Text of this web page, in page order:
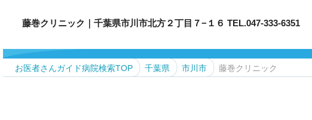
藤巻クリニック｜千葉県市川市北方２丁目７−１６ TEL.047-333-6351
お医者さんガイド病院検索TOP 千葉県 市川市 藤巻クリニック